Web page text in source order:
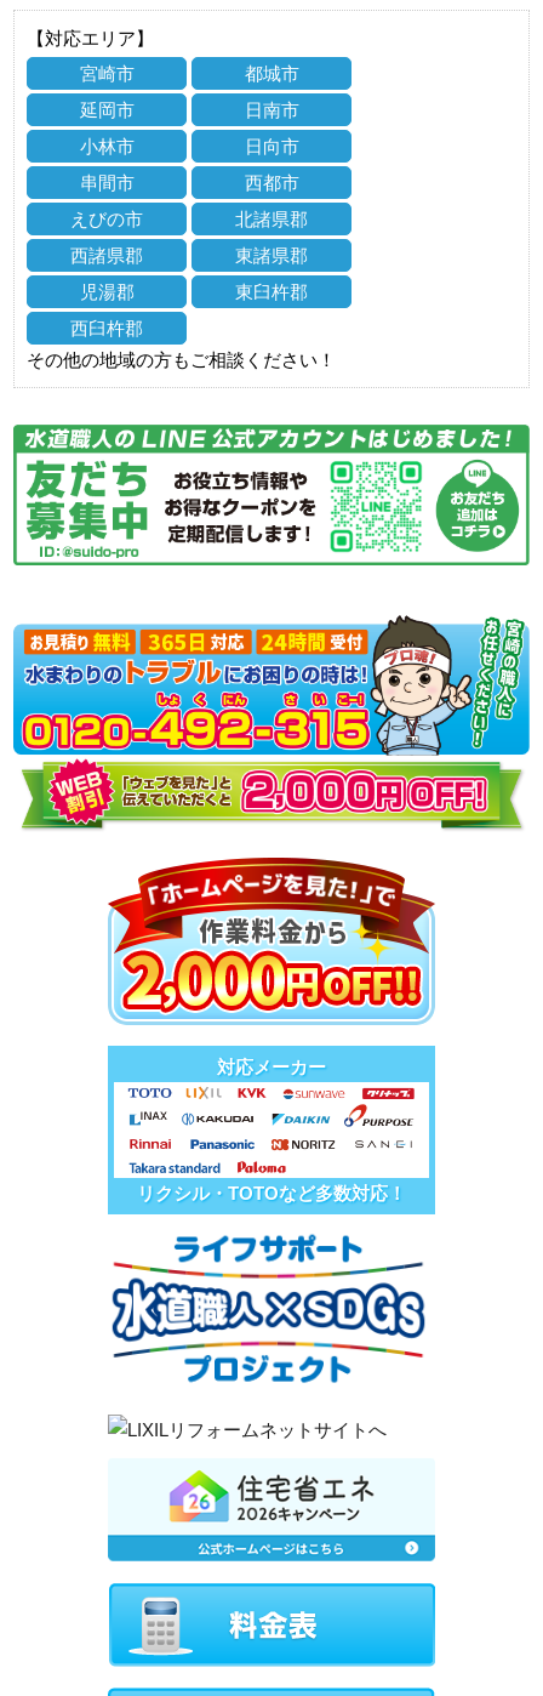
【対応エリア】
宮崎市
都城市
延岡市
日南市
小林市
日向市
串間市
西都市
えびの市
北諸県郡
西諸県郡
東諸県郡
児湯郡
東臼杵郡
西臼杵郡
その他の地域の方もご相談ください！
対応メーカー
リクシル・TOTOなど多数対応！